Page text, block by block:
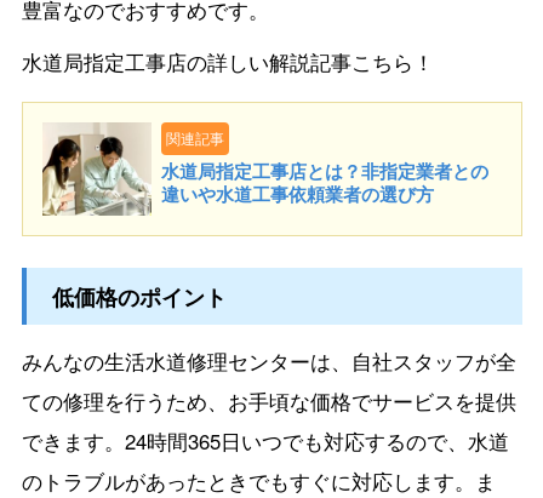
豊富なのでおすすめです。
水道局指定工事店の詳しい解説記事こちら！
関連記事
水道局指定工事店とは？非指定業者との
違いや水道工事依頼業者の選び方
低価格のポイント
みんなの生活水道修理センターは、自社スタッフが全
ての修理を行うため、お手頃な価格でサービスを提供
できます。24時間365日いつでも対応するので、水道
のトラブルがあったときでもすぐに対応します。ま